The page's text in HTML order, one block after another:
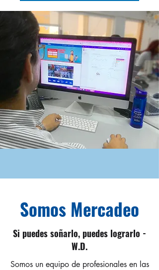
Somos Mercadeo
Si puedes soñarlo, puedes lograrlo -
W.D.
Somos un equipo de profesionales en las